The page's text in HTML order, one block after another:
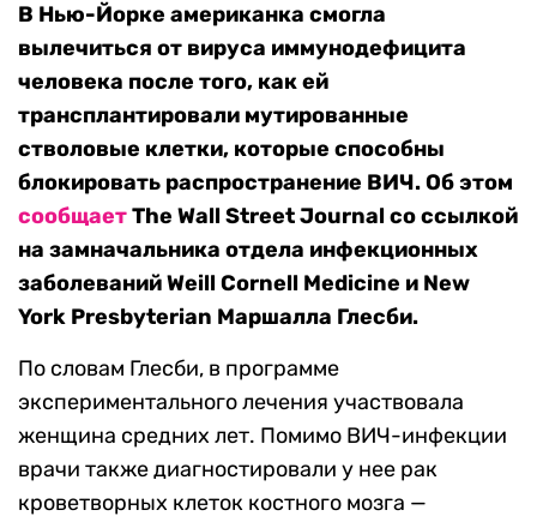
В Нью-Йорке американка смогла
вылечиться от вируса иммунодефицита
человека после того, как ей
трансплантировали мутированные
стволовые клетки, которые способны
блокировать распространение ВИЧ. Об этом
сообщаетThe Wall Street Journal со ссылкой
на замначальника отдела инфекционных
заболеваний Weill Cornell Medicine и New
York Presbyterian Маршалла Глесби.
По словам Глесби, в программе
экспериментального лечения участвовала
женщина средних лет. Помимо ВИЧ-инфекции
врачи также диагностировали у нее рак
кроветворных клеток костного мозга —